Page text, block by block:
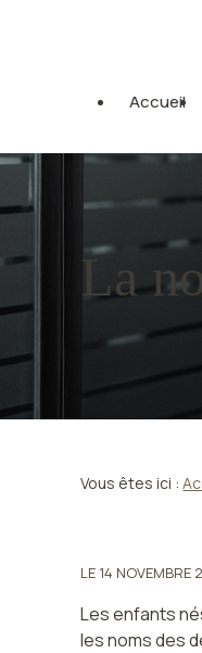
Accueil
La
Vous êtes ici :
LE 14 NOVEMBRE
Les enfants
les noms des